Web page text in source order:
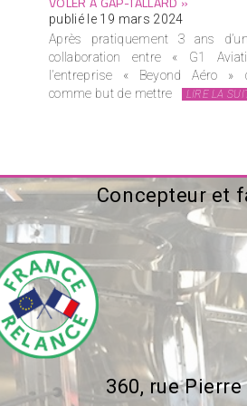
publié le 19 mars 2024
Après pratiquement 3 ans
collaboration entre « G1
l’entreprise « Beyond Aéro »
comme but de mettre
LIRE LA
Concepteur et
360, rue Pierre